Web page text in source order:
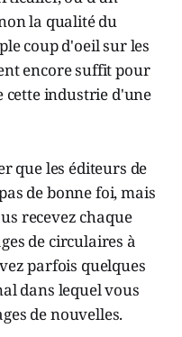
la qualité du
coup d'oeil sur les
encore suffit pour
cette industrie d'une
que les éditeurs de
de bonne foi, mais
recevez chaque
de circulaires à
parfois quelques
dans lequel vous
de nouvelles.